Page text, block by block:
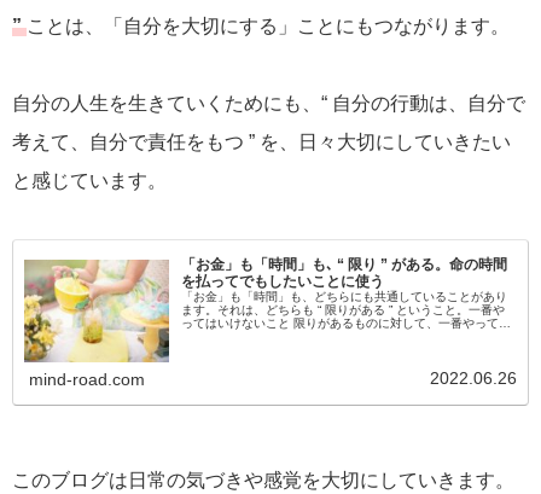
”ことは、「自分を大切にする」ことにもつながります。
自分の人生を生きていくためにも、“ 自分の行動は、自分で
考えて、自分で責任をもつ ” を、日々大切にしていきたい
と感じています。
「お金」も「時間」も､ “ 限り ” がある。命の時間
を払ってでもしたいことに使う
「お金」も「時間」も、どちらにも共通していることがあり
ます。それは、どちらも “ 限りがある ” ということ。一番や
ってはいけないこと 限りがあるものに対して、一番やっては
mind-road.com 2022.06.26
このブログは日常の気づきや感覚を大切にしていきます。